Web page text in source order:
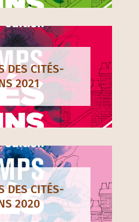
DES CITÉS-
2021
DES CITÉS-
2020